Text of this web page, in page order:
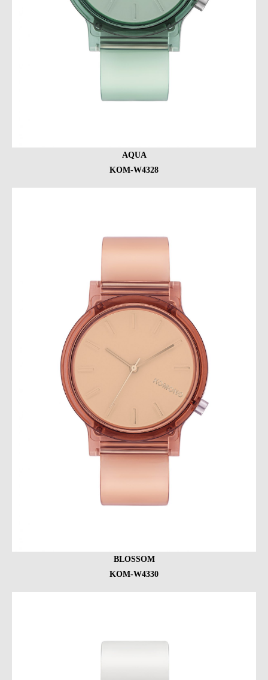
AQUA
KOM-W4328
BLOSSOM
KOM-W4330